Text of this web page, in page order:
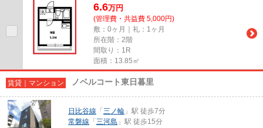
6.6万円
(管理費・共益費 5,000円)
敷：0ヶ月｜礼：1ヶ月
所在階：2階
間取り：1R
面積：13.85㎡
賃貸｜マンション ノベルコート東日暮里
日比谷線 「 三ノ輪 」駅 徒歩7分
常磐線 「 三河島 」駅 徒歩15分